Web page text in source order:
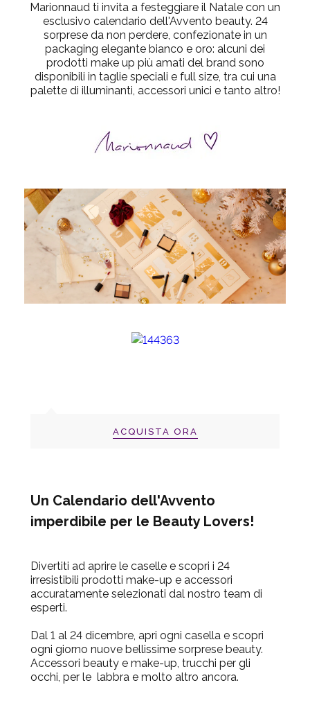
Marionnaud ti invita a festeggiare il Natale con un
esclusivo calendario dell'Avvento beauty. 24
sorprese da non perdere, confezionate in un
packaging elegante bianco e oro: alcuni dei
prodotti make up più amati del brand sono
disponibili in taglie speciali e full size, tra cui una
palette di illuminanti, accessori unici e tanto altro!
ACQUISTA ORA
Un Calendario dell'Avvento
imperdibile per le Beauty Lovers!
Divertiti ad aprire le caselle e scopri i 24
irresistibili prodotti make-up e accessori
accuratamente selezionati dal nostro team di
esperti.
Dal 1 al 24 dicembre, apri ogni casella e scopri
ogni giorno nuove bellissime sorprese beauty.
Accessori beauty e make-up, trucchi per gli
occhi, per le labbra e molto altro ancora.